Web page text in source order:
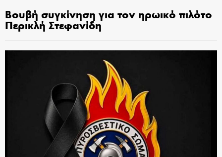
Βουβή συγκίνηση για τον ηρωικό πιλότο
Περικλή Στεφανίδη